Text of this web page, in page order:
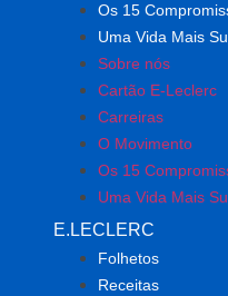
Os 15
Uma Vida Mais
Sobre nós
Cartão E-Leclerc
Carreiras
O Movimento
Os 15
Uma Vida Mais
E.LECLERC
Folhetos
Receitas